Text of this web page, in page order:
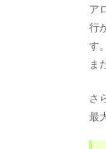
ア
行
す
ま
さ
最